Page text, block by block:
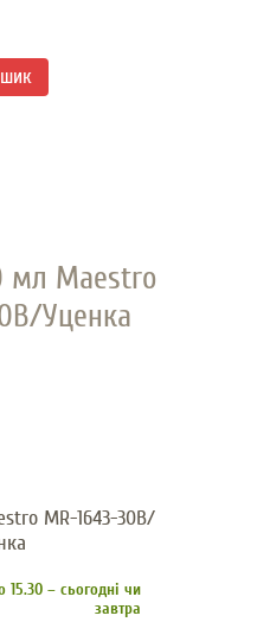
MR-1643-30В/
15.30 – сьогодні чи
завтра